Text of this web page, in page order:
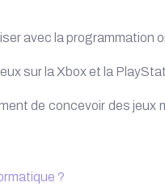
avec la programmation
sur la Xbox et la
de concevoir des jeux
?